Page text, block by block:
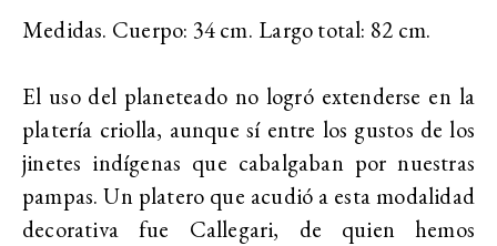
Medidas. Cuerpo: 34 cm. Largo total: 82 cm.
El uso del planeteado no logró extenderse en la
platería criolla, aunque sí entre los gustos de los
jinetes indígenas que cabalgaban por nuestras
pampas. Un platero que acudió a esta modalidad
decorativa fue Callegari, de quien hemos